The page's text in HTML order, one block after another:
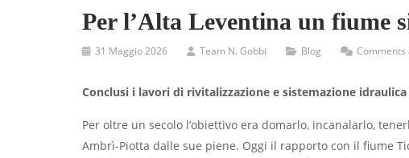
Per l’Alta Leventina un fiume
31 Maggio 2026 Team N. Gobbi Blog Comments
Conclusi i lavori di rivitalizzazione e sistemazione
Per oltre un secolo l’obiettivo era domarlo, incanalarlo,
Ambrì-Piotta dalle sue piene. Oggi il rapporto con il fiume